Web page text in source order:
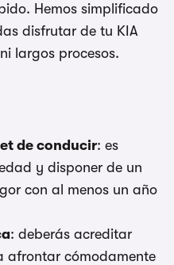
Hemos simplificado
disfrutar de tu KIA
largos procesos.
de conducir: es
y disponer de un
con al menos un año
: deberás acreditar
afrontar cómodamente